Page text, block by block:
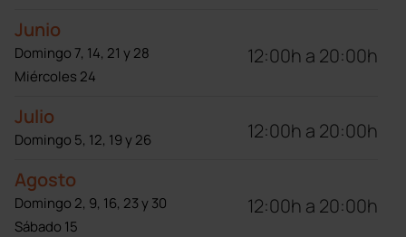
Junio
Domingo 7, 14, 21 y 28
Miércoles 24
12:00h a 20:00h
Julio
Domingo 5, 12, 19 y 26 12:00h a 20:00h
Agosto
Domingo 2, 9, 16, 23 y 30
Sábado 15
12:00h a 20:00h